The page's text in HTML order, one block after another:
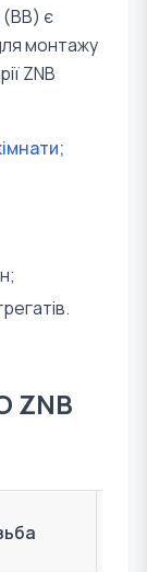
(ВВ) є
монтажу
ZNB
ZNB